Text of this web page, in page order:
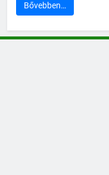
Bővebben…